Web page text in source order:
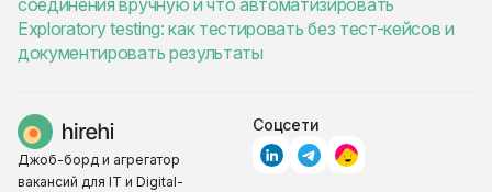
соединения вручную и что автоматизировать
Exploratory testing: как тестировать без тест-кейсов и
документировать результаты
Джоб-борд и агрегатор
вакансий для IT и Digital-
Соцсети